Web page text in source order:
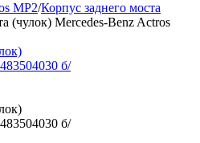
MP2/Корпус заднего моста
(чулок) Mercedes-Benz Actros